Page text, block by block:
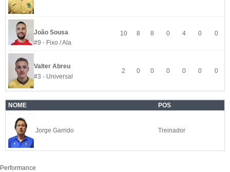
João Sousa
#9 - Fixo / Ala
10 8 8 0 4 0 0
Valter Abreu
#3 - Universal
2 0 0 0 0 0 0
NOME POS
Jorge Garrido Treinador
Performance